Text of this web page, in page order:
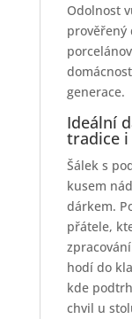
Odolnost
prověřený
generace.
Ideální
tradice i
Šálek s
kusem
dárkem.
přátele,
hodí do
kde
chvil u